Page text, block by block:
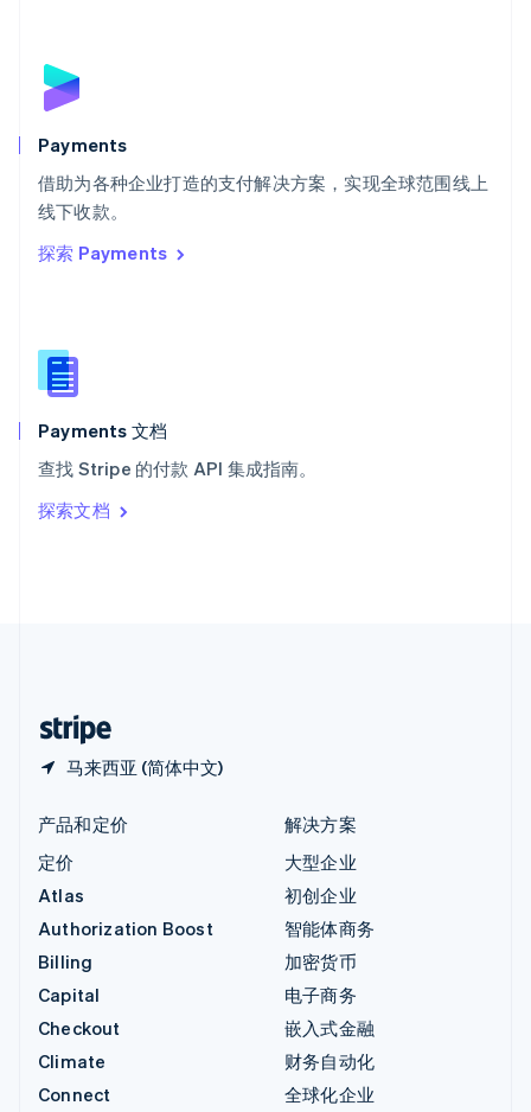
Payments
借助为各种企业打造的支付解决方案，实现全球范围线上
线下收款。
探索 Payments
Payments 文档
查找 Stripe 的付款 API 集成指南。
探索文档
马来西亚 (简体中文)
English
斯洛文尼亚
泰国
ไทยEnglish
希腊
English
西班牙
新西兰
English
匈牙利
English
ItalianoEnglish
印度
English
产品和定价
定价
Atlas
Authorization Boost
Billing
Capital
Checkout
Climate
Connect
解决方案
大型企业
初创企业
智能体商务
加密货币
电子商务
嵌入式金融
财务自动化
全球化企业